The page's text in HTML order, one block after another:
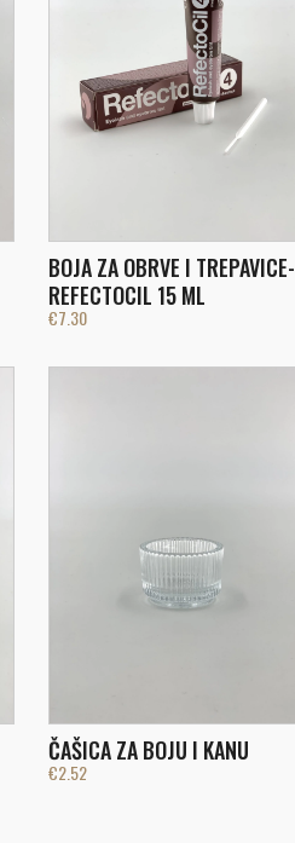
BOJA ZA OBRVE I TREPAVICE-
REFECTOCIL 15 ML
€7.30
ČAŠICA ZA BOJU I KANU
€2.52